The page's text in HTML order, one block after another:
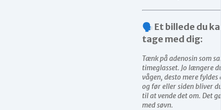
🗣️ Et billede du
tage med dig:
Tænk på adenosin som
timeglasset. Jo længere
vågen, desto mere fyldes
og før eller siden bliver
til at vende det om. Det
med søvn.